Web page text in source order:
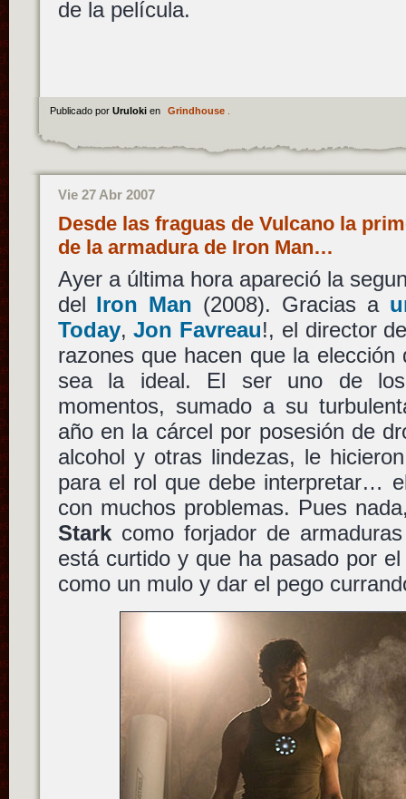
de la película.
Publicado por Uruloki en Grindhouse.
Vie 27 Abr 2007
Desde las fraguas de Vulcano la
de la armadura de Iron Man…
Ayer a última hora apareció la
del Iron Man (2008). Gracias a
Today,Jon Favreau!, el director
razones que hacen que la
sea la ideal. El ser uno de los
momentos, sumado a su
año en la cárcel por posesión de
alcohol y otras lindezas, le
para el rol que debe interpretar…
con muchos problemas. Pues
Starkcomo forjador de
está curtido y que ha pasado por
como un mulo y dar el pego